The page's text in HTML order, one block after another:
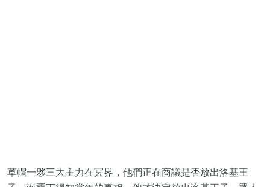
草帽一夥三大主力在冥界，他們正在商議是否放出洛基王